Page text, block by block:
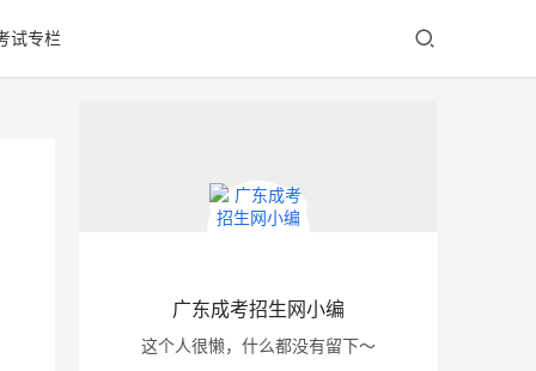
试专栏
广东成考招生网小编
这个人很懒，什么都没有留下～